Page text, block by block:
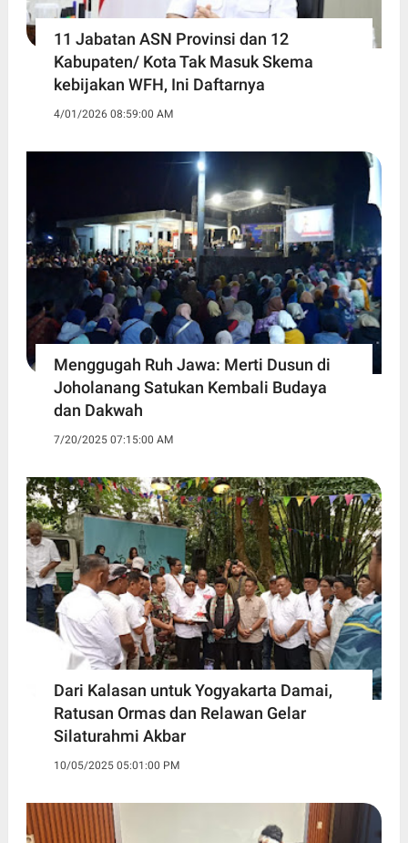
11 Jabatan ASN Provinsi dan 12
Kabupaten/ Kota Tak Masuk Skema
kebijakan WFH, Ini Daftarnya ‎
4/01/2026 08:59:00 AM
Menggugah Ruh Jawa: Merti Dusun di
Joholanang Satukan Kembali Budaya
dan Dakwah
7/20/2025 07:15:00 AM
Dari Kalasan untuk Yogyakarta Damai,
Ratusan Ormas dan Relawan Gelar
Silaturahmi Akbar
10/05/2025 05:01:00 PM